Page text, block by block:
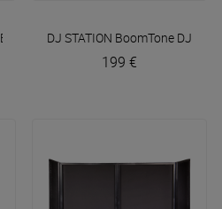
BoomTone DJDJ STATION BoomTone DJ
199 €